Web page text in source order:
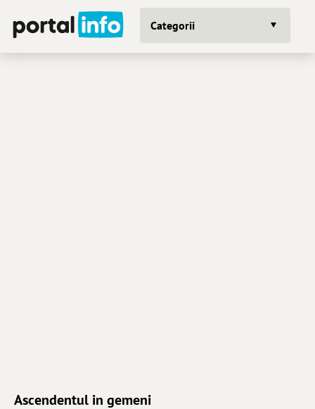
Categorii
Ascendentul in gemeni